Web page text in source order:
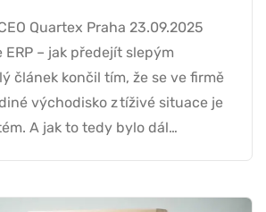
Quartex Praha 23.09.2025
– jak předejít slepým
článek končil tím, že se ve firmě
východisko z tíživé situace je
A jak to tedy bylo dál…